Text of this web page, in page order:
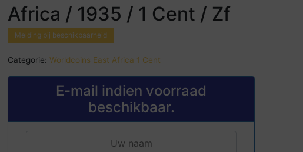
Africa / 1935 / 1 Cent / Zf
Melding bij beschikbaarheid
Categorie: Worldcoins East Africa 1 Cent
E-mail indien voorraad
beschikbaar.